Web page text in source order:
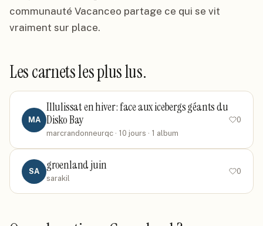
communauté Vacanceo partage ce qui se vit
vraiment sur place.
Les carnets les plus lus.
MA
Illulissat en hiver : face aux icebergs géants du
Disko Bay
marcrandonneurqc · 10 jours · 1 album
0
SA groenland juin
sarakil
0